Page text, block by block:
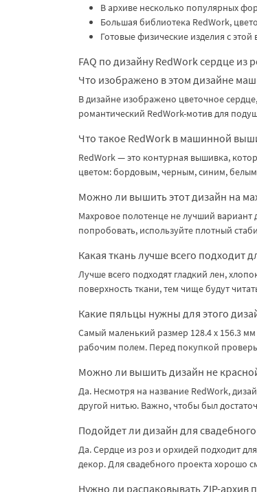
В архиве несколько популярных
Большая библиотека RedWork,
Готовые физические изделия с
FAQ по дизайну RedWork сердце из
Что изображено в этом дизайне
В дизайне изображено цветочное
романтический RedWork-мотив для
Что такое RedWork в машинной
RedWork — это контурная вышивка,
цветом: бордовым, черным, синим,
Можно ли вышить этот дизайн на
Махровое полотенце не лучший вариант
попробовать, используйте плотный
Какая ткань лучше всего подходит
Лучше всего подходят гладкий лен,
поверхность ткани, тем чище будут
Какие пяльцы нужны для этого
Самый маленький размер 128.4 x 156.3
рабочим полем. Перед покупкой
Можно ли вышить дизайн не
Да. Несмотря на название RedWork,
другой нитью. Важно, чтобы был
Подойдет ли дизайн для
Да. Сердце из роз и орхидей подходит
декор. Для свадебного проекта хорошо
Нужно ли распаковывать ZIP-архив